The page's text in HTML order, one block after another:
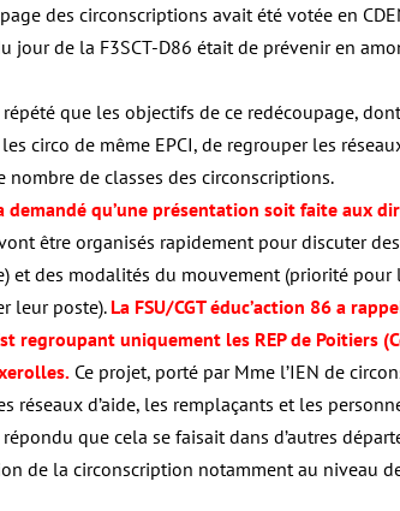
des circonscriptions avait été votée en
jour de la F3SCT-D86 était de prévenir en
que les objectifs de ce redécoupage,
circo de même EPCI, de regrouper les
de classes des circonscriptions.
a demandé qu’une présentation soit faite aux
être organisés rapidement pour discuter
et des modalités du mouvement (priorité pour
leur poste).La FSU/CGT éduc’action 86 a
regroupant uniquement les REP de Poitiers
Ce projet, porté par Mme l’IEN de
réseaux d’aide, les remplaçants et les
que cela se faisait dans d’autres
de la circonscription notamment au niveau